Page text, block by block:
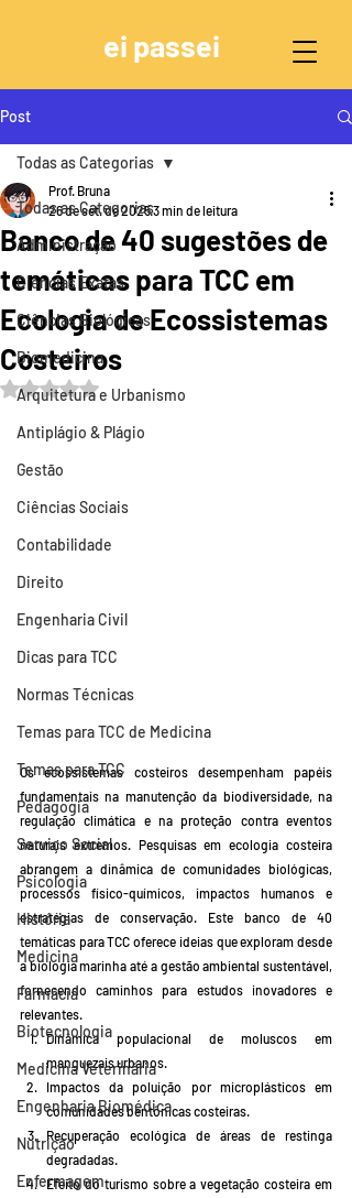
ei passei
Post
Todas as Categorias
Administração
Ciências Exatas
Ciências Biológicas
Biomedicina
Arquitetura e Urbanismo
Antiplágio & Plágio
Gestão
Ciências Sociais
Contabilidade
Direito
Engenharia Civil
Dicas para TCC
Normas Técnicas
Temas para TCC de Medicina
Temas para TCC
Pedagogia
Serviço Social
Psicologia
História
Medicina
Farmácia
Biotecnologia
Medicina Veterinária
Engenharia Biomédica
Nutrição
Enfermagem
Todas as Categorias
Banco de 40 sugestões de
temáticas para TCC em
Ecologia de Ecossistemas
Costeiros
Prof. Bruna
26 de set. de 20253 min de leitura
Avaliado com NaN de 5 estrelas.
Os ecossistemas costeiros desempenham papéis
fundamentais na manutenção da biodiversidade, na
regulação climática e na proteção contra eventos
naturais extremos. Pesquisas em ecologia costeira
abrangem a dinâmica de comunidades biológicas,
processos físico-químicos, impactos humanos e
estratégias de conservação. Este banco de 40
temáticas para TCC oferece ideias que exploram desde
a biologia marinha até a gestão ambiental sustentável,
fornecendo caminhos para estudos inovadores e
relevantes.
Dinâmica populacional de moluscos em
manguezais urbanos.
Impactos da poluição por microplásticos em
comunidades bentônicas costeiras.
Recuperação ecológica de áreas de restinga
degradadas.
Efeito do turismo sobre a vegetação costeira em